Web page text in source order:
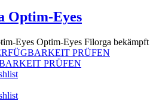
Optim-Eyes
Eyes Optim-Eyes Filorga
PRÜFEN
PRÜFEN